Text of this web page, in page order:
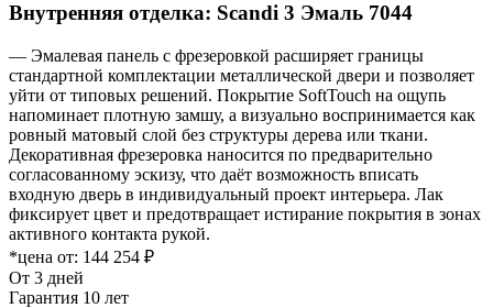
Внутренняя отделка: Scandi 3 Эмаль 7044
— Эмалевая панель с фрезеровкой расширяет границы
стандартной комплектации металлической двери и позволяет
уйти от типовых решений. Покрытие SoftTouch на ощупь
напоминает плотную замшу, а визуально воспринимается как
ровный матовый слой без структуры дерева или ткани.
Декоративная фрезеровка наносится по предварительно
согласованному эскизу, что даёт возможность вписать
входную дверь в индивидуальный проект интерьера. Лак
фиксирует цвет и предотвращает истирание покрытия в зонах
активного контакта рукой.
*цена от: 144 254 ₽
От 3 дней
Гарантия 10 лет